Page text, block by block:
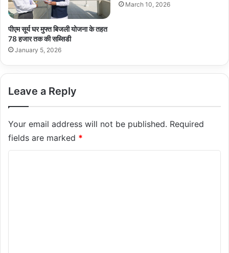
पीएम सूर्य घर मुफ्त बिजली योजना के तहत
78 हजार तक की सब्सिडी
January 5, 2026
March 10, 2026
Leave a Reply
Your email address will not be published. Required
fields are marked *